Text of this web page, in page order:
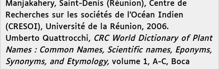
Manjakahery, Saint-Denis (Réunion), Centre de
Recherches sur les sociétés de l’Océan Indien
(CRESOI), Université de la Réunion, 2006.
Umberto Quattrocchi, CRC World Dictionary of Plant
Names : Common Names, Scientific names, Eponyms,
Synonyms, and Etymology, volume 1, A-C, Boca